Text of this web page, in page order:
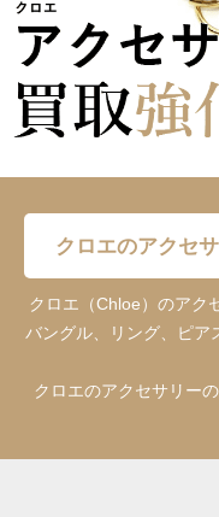
クロエのアクセ
クロエ（Chloe）のアク
バングル、リング、ピア
クロエのアクセサリー